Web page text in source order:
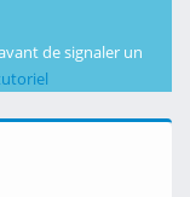
de signaler un